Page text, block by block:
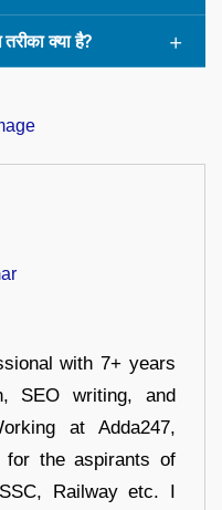
क्या है?
with 7+ years
SEO writing, and
at Adda247,
for the aspirants of
Railway etc. I